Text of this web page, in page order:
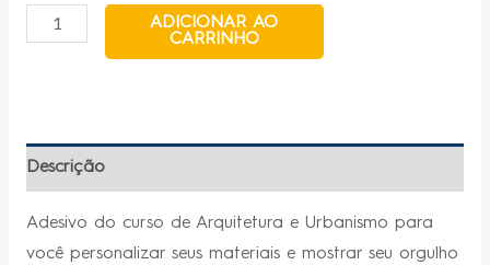
ADICIONAR AO
CARRINHO
Descrição
Adesivo do curso de Arquitetura e Urbanismo para
você personalizar seus materiais e mostrar seu orgulho